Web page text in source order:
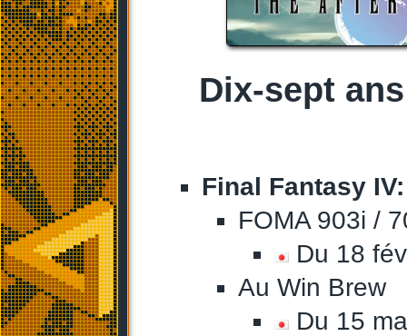
Dix-sept
Final Fantasy
FOMA 903i /
Du 18
Au Win Brew
Du 15